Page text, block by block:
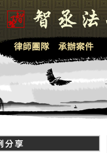
律師團隊 承辦案件